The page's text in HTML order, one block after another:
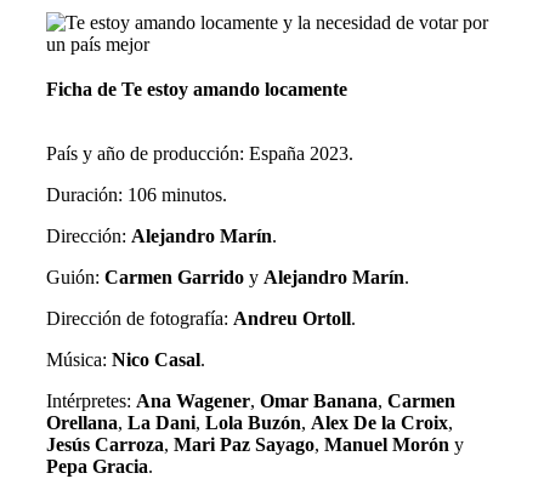
Ficha de Te estoy amando locamente
País y año de producción: España 2023.
Duración: 106 minutos.
Dirección: Alejandro Marín.
Guión: Carmen Garrido y Alejandro Marín.
Dirección de fotografía: Andreu Ortoll.
Música: Nico Casal.
Intérpretes: Ana Wagener, Omar Banana, Carmen
Orellana, La Dani, Lola Buzón, Alex De la Croix,
Jesús Carroza, Mari Paz Sayago, Manuel Morón y
Pepa Gracia.